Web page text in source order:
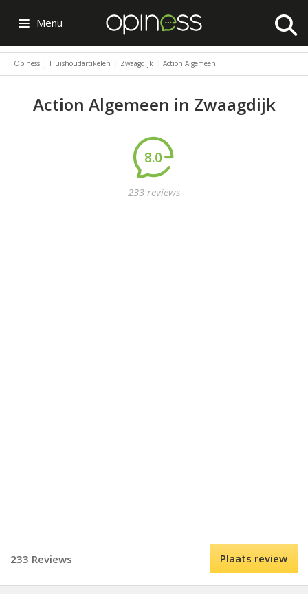
Menu
Opiness Huishoudartikelen Zwaagdijk Action Algemeen
Action Algemeen in Zwaagdijk
8.0
233 reviews
233 Reviews Plaats review